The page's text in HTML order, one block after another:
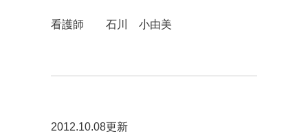
看護師 石川 小由美
2012.10.08更新